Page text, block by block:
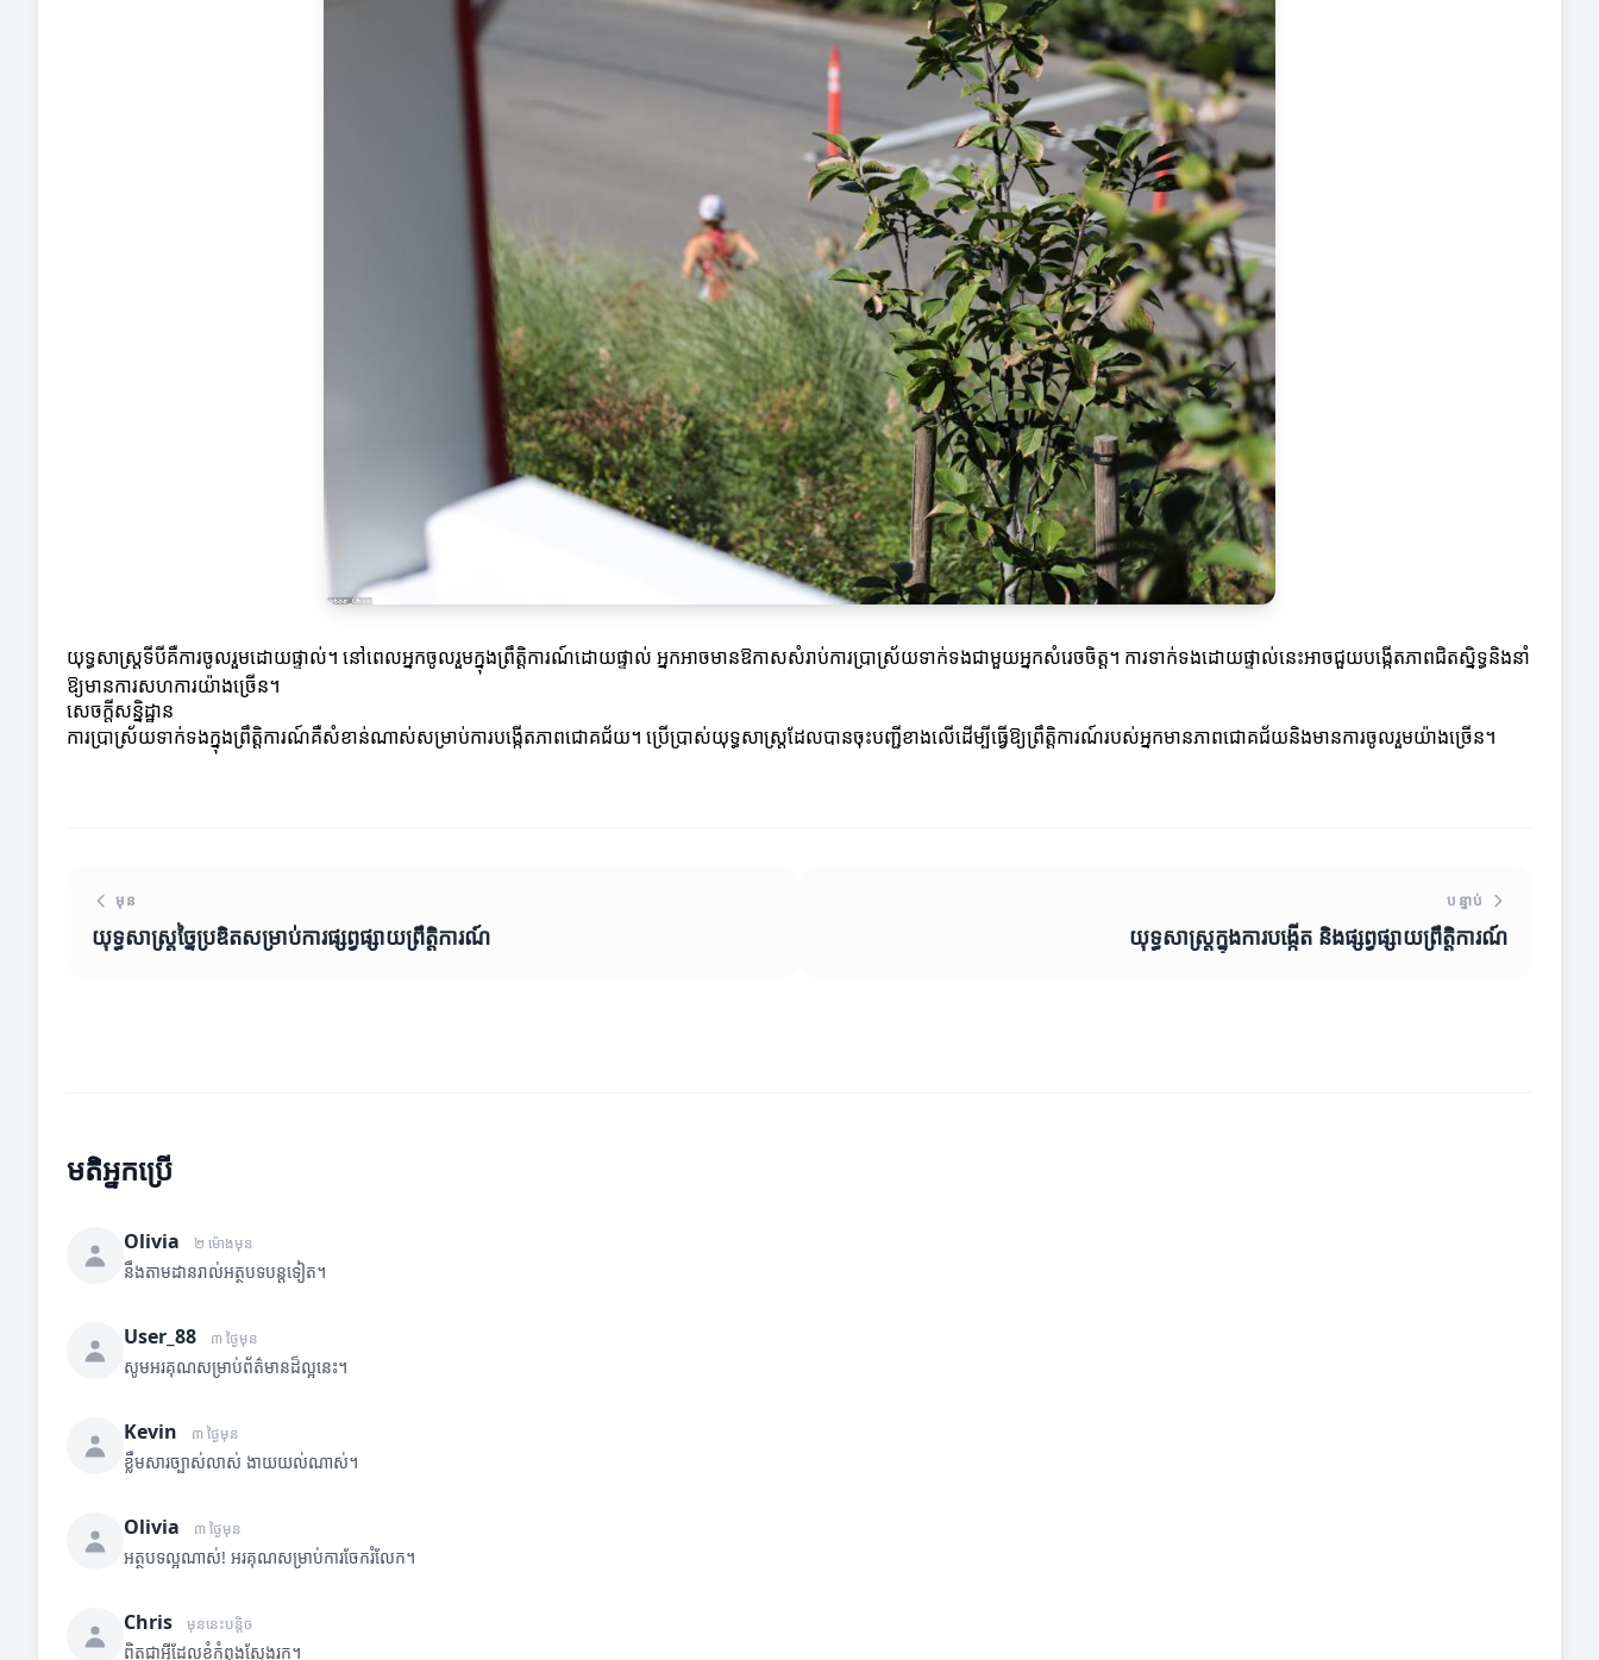
យុទ្ធសាស្ត្រទីបីគឺការចូលរួមដោយផ្ទាល់។ នៅពេលអ្នកចូលរួមក្នុងព្រឹត្តិការណ៍ដោយផ្ទាល់ អ្នកអាចមានឱកាសសំរាប់ការប្រាស្រ័យទាក់ទងជាមួយអ្នកសំរេចចិត្ត។ ការទាក់ទងដោយផ្ទាល់នេះអាចជួយបង្កើតភាពជិតស្និទ្ធនិងនាំ
ឱ្យមានការសហការយ៉ាងច្រើន។
សេចក្តីសន្និដ្ឋាន
ការប្រាស្រ័យទាក់ទងក្នុងព្រឹត្តិការណ៍គឺសំខាន់ណាស់សម្រាប់ការបង្កើតភាពជោគជ័យ។ ប្រើប្រាស់យុទ្ធសាស្ត្រដែលបានចុះបញ្ជីខាងលើដើម្បីធ្វើឱ្យព្រឹត្តិការណ៍របស់អ្នកមានភាពជោគជ័យនិងមានការចូលរួមយ៉ាងច្រើន។
មុន
យុទ្ធសាស្ត្រច្នៃប្រឌិតសម្រាប់ការផ្សព្វផ្សាយព្រឹត្តិការណ៍
បន្ទាប់
យុទ្ធសាស្ត្រក្នុងការបង្កើត និងផ្សព្វផ្សាយព្រឹត្តិការណ៍
មតិអ្នកប្រើ
Olivia ២ ម៉ោងមុន
នឹងតាមដានរាល់អត្ថបទបន្តទៀត។
User_88 ៣ ថ្ងៃមុន
សូមអរគុណសម្រាប់ព័ត៌មានដ៏ល្អនេះ។
Kevin ៣ ថ្ងៃមុន
ខ្លឹមសារច្បាស់លាស់ ងាយយល់ណាស់។
Olivia ៣ ថ្ងៃមុន
អត្ថបទល្អណាស់! អរគុណសម្រាប់ការចែករំលែក។
Chris មុននេះបន្តិច
ពិតជាអ្វីដែលខ្ញុំកំពុងស្វែងរក។